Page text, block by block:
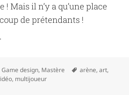
Mais il n’y a qu’une place
de prétendants !
! / Game Design 05
Categories
Game design, Mastère Tags
arène,art,
, multijoueur
! / Game Design 05